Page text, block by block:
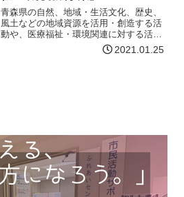
青森県の自然、地域・生活文化、歴史、
風土などの地域資源を活用・創造する活
動や、医療福祉・環境関連に対する活動
に対して、必要な費用を助成します。助
成対象企業等原則として1年以上の継続
2021.01.25